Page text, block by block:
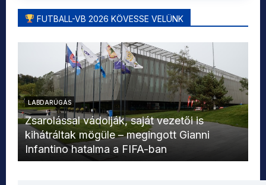
FUTBALL-VB 2026 KÖVESSE VELÜNK
LABDARÚGÁS
Zsarolással vádolják, saját vezetői is
kihátráltak mögüle – megingott Gianni
Infantino hatalma a FIFA-ban